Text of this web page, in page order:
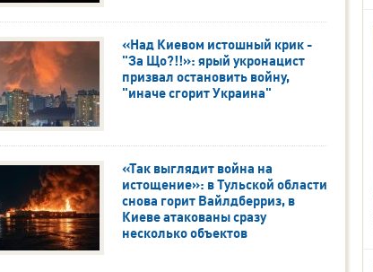
«Над Киевом истошный крик -
"За Що?!!»: ярый укронацист
призвал остановить войну,
"иначе сгорит Украина"
«Так выглядит война на
истощение»: в Тульской области
снова горит Вайлдберриз, в
Киеве атакованы сразу
несколько объектов